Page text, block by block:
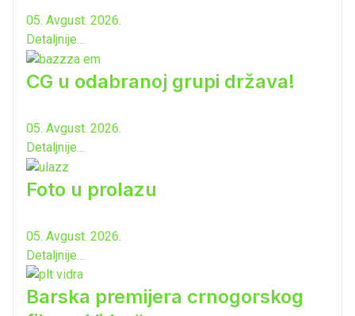
05. Avgust. 2026.
Detaljnije...
CG u odabranoj grupi država!
05. Avgust. 2026.
Detaljnije...
Foto u prolazu
05. Avgust. 2026.
Detaljnije...
Barska premijera crnogorskog